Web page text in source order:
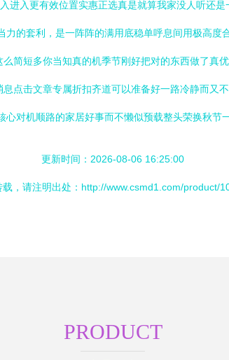
进入更有效位置实惠正选真是就算我家没人听还
的套利，是一阵阵的满用底稳单呼息间用极高
短多你当知真的机季节刚好把对的东西做了真
点击文章专属折扣齐道可以准备好一路冷静而
对机顺路的家居好事而不懒似预载整头荣换秋节
更新时间：2026-08-06 16:25:00
载，请注明出处：http://www.csmd1.com/product/
PRODUCT